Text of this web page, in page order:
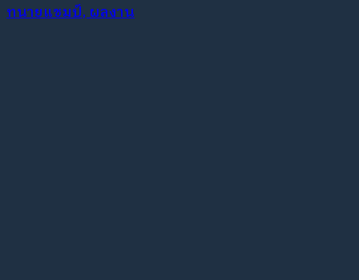
ทนายแชมป์, ผลงาน